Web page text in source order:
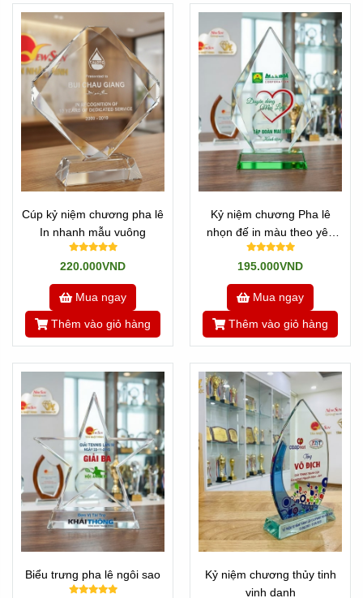
Quí khách chọn mẫu nào mình ưng ý nhất và Add zalo gửi
bộ phận KD: 0901460008 / 0909491080 / 0901400018
Chúng tôi sẽ chuyển qua bộ phận kỹ thuật xử lý nhanh
trong vòng 1-2h.
Sau đó sẽ trình quí khách duyệt hoặc chỉnh sửa.
chuyển đến tay bạn!
* Đặc biệt: Newsun Tân Nhật Minh - Vua Quà Việt nhận
làm hàng gấp 1 ngày có hàng.
Khi có nhu cầu gấp hãy gọi cho chúng tôi ngay nhé: Hotline
0901460008
Còn nếu không gấp thì cứ Add zalo số trên hoặc liên hệ
các bạn kinh doanh cuối trang web.
Các bạn có thể tham khảo thêm các mẫu mã khác ở đây:
Cúp kỷ niệm chương pha lê
In nhanh mẫu vuông
220.000VND
Mua ngay
Thêm vào giỏ hàng
Kỷ niệm chương Pha lê
nhọn đế in màu theo yêu
cầu
195.000VND
Mua ngay
Thêm vào giỏ hàng
Biểu trưng pha lê ngôi sao
Kỷ niệm chương thủy tinh
vinh danh